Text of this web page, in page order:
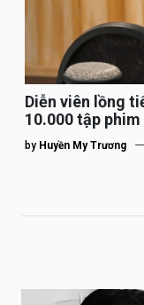
Diễn viên lồng
10.000 tập phim
nhất”
by Huyền My Trương